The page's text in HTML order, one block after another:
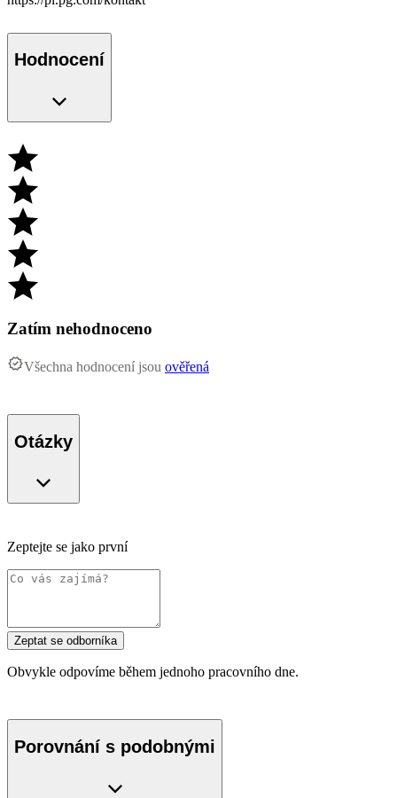
Hodnocení
Zatím nehodnoceno
Všechna hodnocení jsou ověřená
Otázky
Zeptejte se jako první
Zeptat se odborníka
Obvykle odpovíme během jednoho pracovního dne.
Porovnání s podobnými